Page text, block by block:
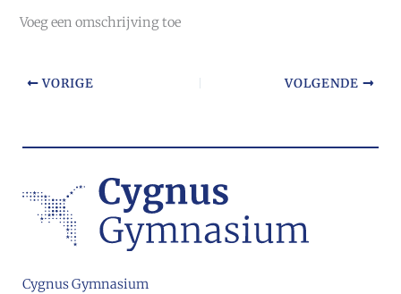
Voeg een omschrijving toe
VORIGE VOLGENDE
Cygnus Gymnasium